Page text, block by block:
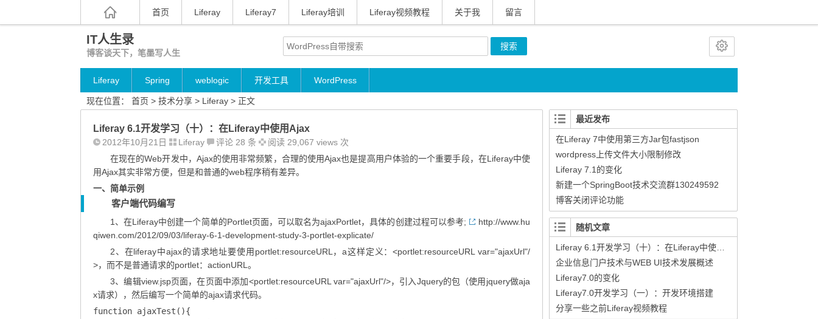
首页 Liferay Liferay7 Liferay培训 Liferay视频教程 关于我 留言
IT人生录
博客谈天下，笔墨写人生
Liferay Spring weblogic 开发工具 WordPress
现在位置： 首页 > 技术分享 > Liferay > 正文
Liferay 6.1开发学习（十）：在Liferay中使用Ajax
2012年10月21日 Liferay 评论 28 条
阅读 29,067 views 次
在现在的Web开发中，Ajax的使用非常频繁，合理的使用Ajax也是提高用户体验的一个重要手段，在Liferay中使
用Ajax其实非常方便，但是和普通的web程序稍有差异。
一、简单示例
客户端代码编写
1、在Liferay中创建一个简单的Portlet页面，可以取名为ajaxPortlet，具体的创建过程可以参考;
http://www.hu
qiwen.com/2012/09/03/liferay-6-1-development-study-3-portlet-explicate/
2、在liferay中ajax的请求地址要使用portlet:resourceURL，a这样定义：<portlet:resourceURL var="ajaxUrl"/
>，而不是普通请求的portlet：actionURL。
3、编辑view.jsp页面，在页面中添加<portlet:resourceURL var="ajaxUrl"/>，引入Jquery的包（使用jquery做aja
x请求），然后编写一个简单的ajax请求代码。
function ajaxTest(){
最近发布
在Liferay 7中使用第三方Jar包fastjson
wordpress上传文件大小限制修改
Liferay 7.1的变化
新建一个SpringBoot技术交流群130249592
博客关闭评论功能
随机文章
企业信息门户技术与WEB UI技术发展概述
Liferay7.0的变化
Liferay7.0开发学习（一）：开发环境搭建
分享一些之前Liferay视频教程